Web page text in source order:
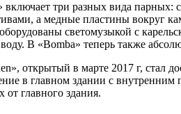
три разных вида парных:
а медные пластины вокруг
светомузыкой c
В «Bomba» теперь также
открытый в марте 2017 г, стал
в главном здании с
главного здания.